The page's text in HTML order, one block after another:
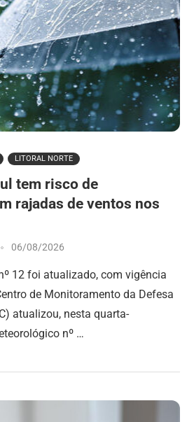
LITORAL NORTE
tem risco de
rajadas de ventos nos
06/08/2026
12 foi atualizado, com vigência
de Monitoramento da Defesa
atualizou, nesta quarta-
nº …